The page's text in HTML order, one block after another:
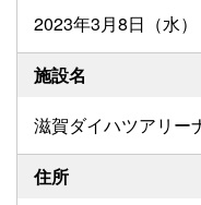
2023年3月8日（水）
施設名
滋賀ダイハツアリー
住所